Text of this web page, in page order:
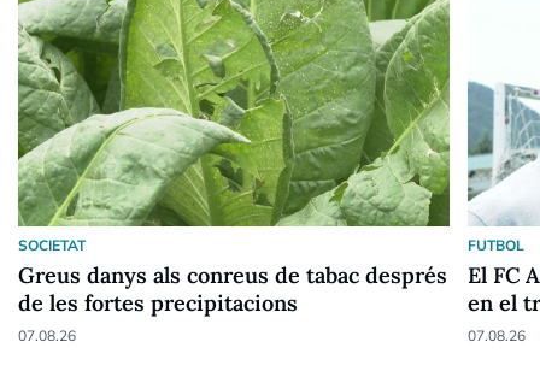
SOCIETAT
Greus danys als conreus de tabac després
de les fortes precipitacions
07.08.26
FUTBOL
El FC
en el
07.08.26